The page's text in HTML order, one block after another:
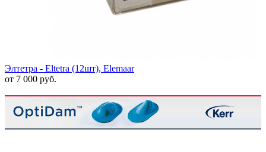
Элтетра - Eltetra (12шт), Elemaar
от 7 000 руб.